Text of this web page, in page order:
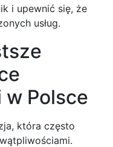
i upewnić się, że
usług.
Polsce
która często